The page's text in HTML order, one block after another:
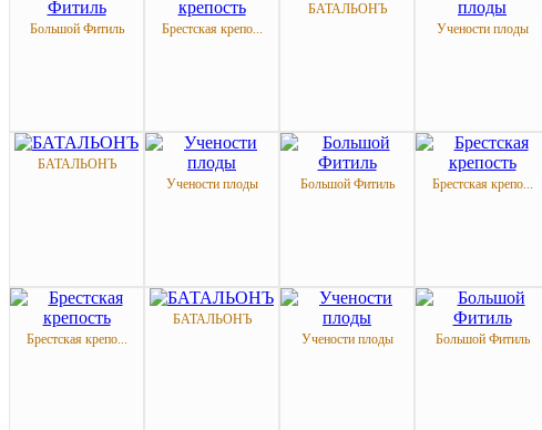
Большой Фитиль Брестская крепо...
БАТАЛЬОНЪ
Учености плоды
БАТАЛЬОНЪ
Учености плоды
Большой Фитиль Брестская крепо...
Брестская крепо...
БАТАЛЬОНЪ
Учености плоды
Большой Фитиль